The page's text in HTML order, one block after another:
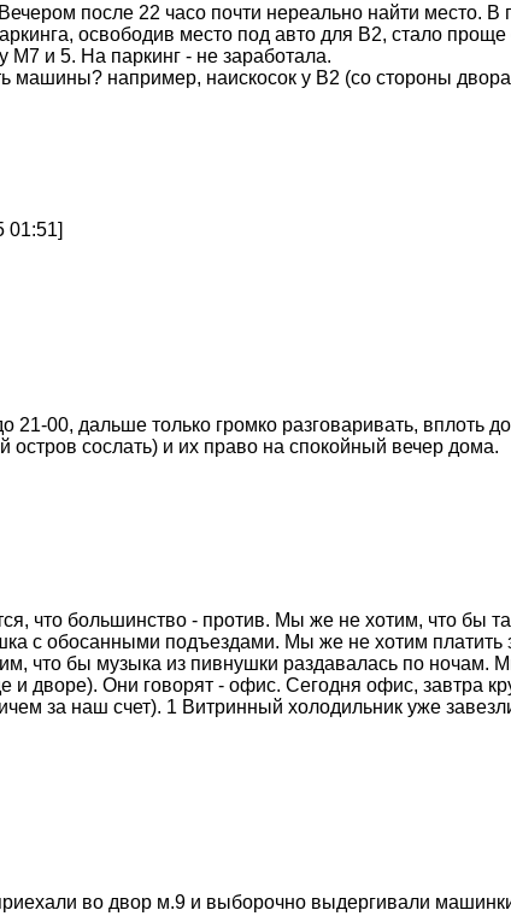
после 22 часо почти нереально найти место.
освободив место под авто для В2, стало
М7 и 5. На паркинг - не заработала.
машины? например, наискосок у В2 (со стороны
01:51]
00, дальше только громко разговаривать, вплоть
сослать) и их право на спокойный вечер дома.
что большинство - против. Мы же не хотим, что бы
с обосанными подъездами. Мы же не хотим платить
что бы музыка из пивнушки раздавалась по ночам.
и дворе). Они говорят - офис. Сегодня офис, завтра
за наш счет). 1 Витринный холодильник уже
во двор м.9 и выборочно выдергивали